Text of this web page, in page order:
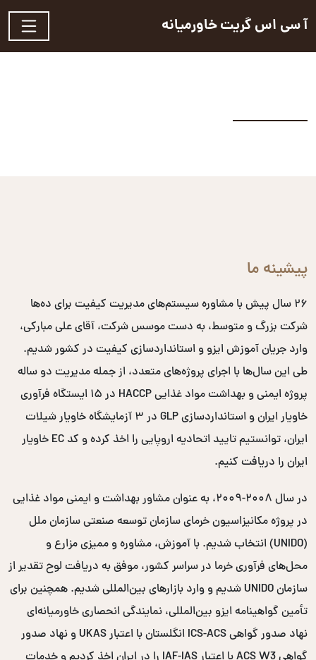
آ سی اس گریت خاورمیانه
پیشینه ما
۲۶ سال پیش با مشاوره سیستم‌های مدیریت کیفیت برای ده‌ها
شرکت بزرگ و متوسط، به دست موسس شرکت، آقای علی مبارکی،
وارد جریان آموزش ایزو و استانداردسازی کیفیت در کشور شدیم.
طی این سال‌ها با اجرای پروژه‌های متعدد، از جمله مدیریت دو ساله
پروژه ایمنی و بهداشت مواد غذایی HACCP در ۱۵ ایستگاه فرآوری
خاویار ایران و استانداردسازی GLP در ۳ آزمایشگاه خاویار شیلات
ایران، توانستیم تایید اتحادیه اروپایی را اخذ کرده و کد EC خاویار
ایران را دریافت کنیم.
در سال ۲۰۰۸-۲۰۰۹، به عنوان مشاور بهداشت و ایمنی مواد غذایی
در پروژه مکانیزاسیون خرمای سازمان توسعه صنعتی سازمان ملل
(UNIDO) انتخاب شدیم. با آموزش، مشاوره و ممیزی مزارع و
محل‌های فرآوری خرما در سراسر کشور، موفق به دریافت لوح تقدیر از
سازمان UNIDO شدیم و وارد بازارهای بین‌المللی شدیم. همچنین برای
تأمین گواهینامه ایزو بین‌المللی، نمایندگی انحصاری خاورمیانه‌ای
نهاد صدور گواهی ICS-ACS انگلستان با اعتبار UKAS و نهاد صدور